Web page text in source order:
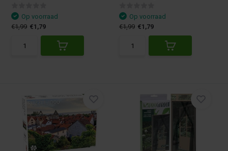
Op voorraad
€1,99 €1,79
Op voorraad
€1,99 €1,79